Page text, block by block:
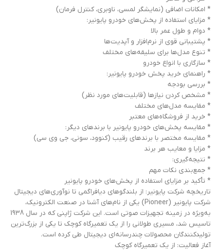
* امکانات اضافی (نمایشگر لمسی، ناوبری، کنترل فرمان)
* مزایای استفاده از پخش‌های خودرو پایونیر:
* دوام و طول عمر بالا
* پشتیبانی قوی از نرم‌افزار و آپدیت‌ها
* تنوع مدل‌ها برای سلیقه‌های مختلف
* سازگاری با انواع خودرو
* راهنمای خرید پخش خودرو پایونیر:
* بررسی بودجه
* مشخص کردن نیازها (قابلیت‌های مورد نظر)
* مقایسه مدل‌های مختلف
* خرید از فروشگاه‌های معتبر
* مقایسه پخش‌های خودرو پایونیر با برندهای دیگر:
* مقایسه مختصر با برندهای رقیب (کنوود، سونی، جی وی سی)
* مزایا و معایب هر برند
* نتیجه‌گیری:
* جمع‌بندی نکات مهم
* تأکید بر مزایای استفاده از پخش‌های خودرو پایونیر
تاریخچه شرکت پایونیر: از بلندگوهای دیافراگمی تا نوآوری‌های دیجیتال
شرکت پایونیر (Pioneer) یکی از نام‌های آشنا در صنعت الکترونیک،
به‌ویژه در زمینه تجهیزات صوتی است. این شرکت ژاپنی که در سال 1938
تاسیس شد، مسیری طولانی را از یک تعمیرگاه کوچک تا یکی از بزرگ‌ترین
تولیدکنندگان محصولات چندرسانه‌ای دیجیتال طی کرده است.
آغاز فعالیت: از یک تعمیرگاه کوچک